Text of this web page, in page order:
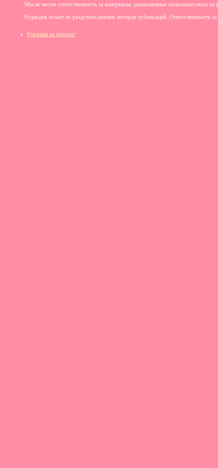
Мы не несем ответственность за материалы, размещенные пользователями на
Редакция может не разделять мнение авторов публикаций. Ответственность
Реклама на портале